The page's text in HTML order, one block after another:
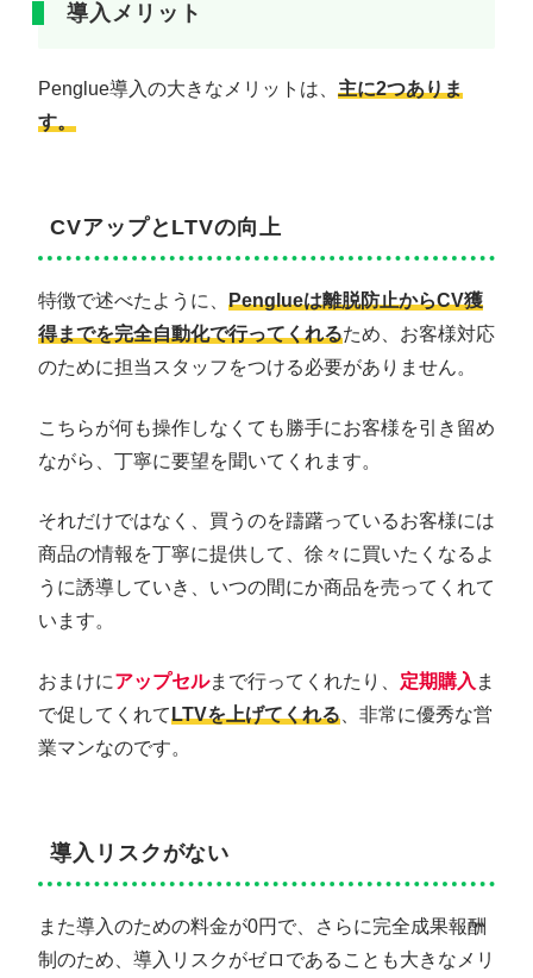
導入メリット
Penglue導入の大きなメリットは、 主に2つありま
す。
CVアップとLTVの向上
特徴で述べたように、 Penglueは離脱防止からCV獲
得までを完全自動化で行ってくれるため、お客様対応
のために担当スタッフをつける必要がありません。
こちらが何も操作しなくても勝手にお客様を引き留め
ながら、丁寧に要望を聞いてくれます。
それだけではなく、買うのを躊躇っているお客様には
商品の情報を丁寧に提供して、徐々に買いたくなるよ
うに誘導していき、いつの間にか商品を売ってくれて
います。
おまけにアップセルまで行ってくれたり、 定期購入 ま
で促してくれてLTVを上げてくれる 、非常に優秀な営
業マンなのです。
導入リスクがない
また導入のための料金が0円で、さらに完全成果報酬
制のため、導入リスクがゼロであることも大きなメリ